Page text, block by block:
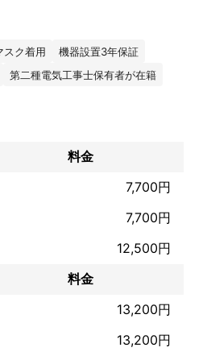
スク着用
機器設置3年保証
第二種電気工事士保有者が在籍
料金
7,700円
7,700円
12,500円
料金
13,200円
13,200円